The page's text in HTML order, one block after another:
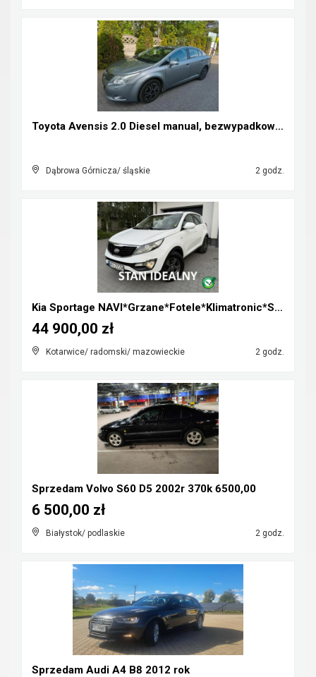
Toyota Avensis 2.0 Diesel manual, bezwypadkowa, za...
Dąbrowa Górnicza/ śląskie 2 godz.
Kia Sportage NAVI*Grzane*Fotele*Klimatronic*Serwis...
Kotarwice/ radomski/ mazowieckie 2 godz.
44 900,00 zł
Sprzedam Volvo S60 D5 2002r 370k 6500,00
Białystok/ podlaskie 2 godz.
6 500,00 zł
Sprzedam Audi A4 B8 2012 rok